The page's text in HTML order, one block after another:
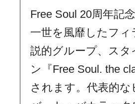
Free Soul 20周年記
一世を風靡したフ
説的グループ、ス
ン『Free Soul. the
されます。代表的